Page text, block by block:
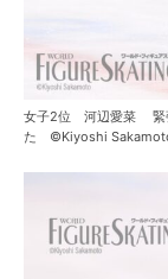
女子2位 河辺愛菜 緊張
た ©Kiyoshi